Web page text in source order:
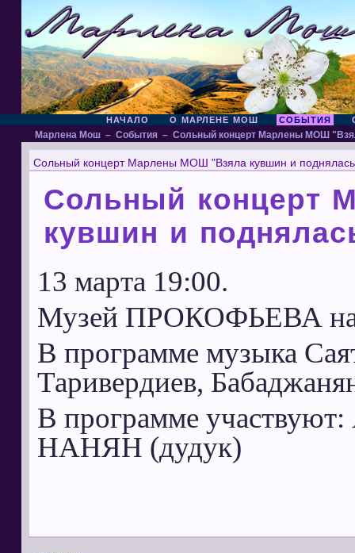
НАЧАЛО О МАРЛЕНЕ МОШ СОБЫТИЯ
Марлена Мош – События – Сольный концерт Марлены МОШ
Сольный концерт Марлены МОШ "Взяла кувшин и поднялась
Сольный концерт
кувшин и
13 марта 19:00.
Музей ПРОКОФЬЕВА на
В программе музыка
Таривердиев,
В программе
НАНЯН (дудук)